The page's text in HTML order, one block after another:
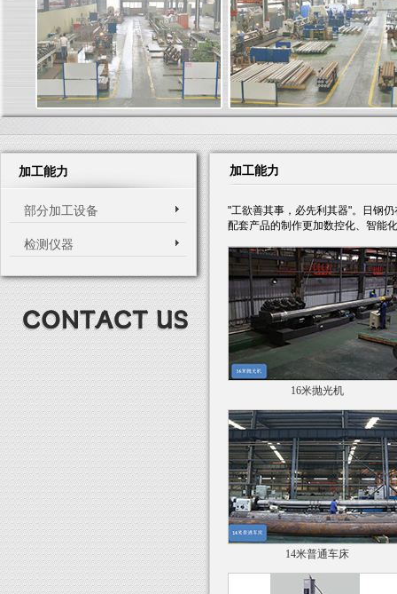
加工能力
部分加工设备
检测仪器
加工能力
"工欲善其事，必先利其器"。日钢
配套产品的制作更加数控化、智能
16米抛光机
14米普通车床